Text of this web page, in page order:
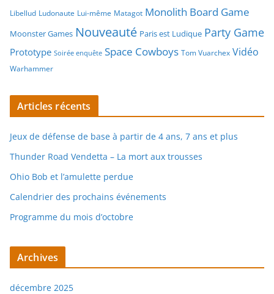
Libellud Ludonaute Lui-même Matagot Monolith Board Game
Moonster Games Nouveauté Paris est Ludique Party Game
Prototype Soirée enquête Space Cowboys Tom Vuarchex Vidéo
Warhammer
Articles récents
Jeux de défense de base à partir de 4 ans, 7 ans et plus
Thunder Road Vendetta – La mort aux trousses
Ohio Bob et l’amulette perdue
Calendrier des prochains événements
Programme du mois d’octobre
Archives
décembre 2025